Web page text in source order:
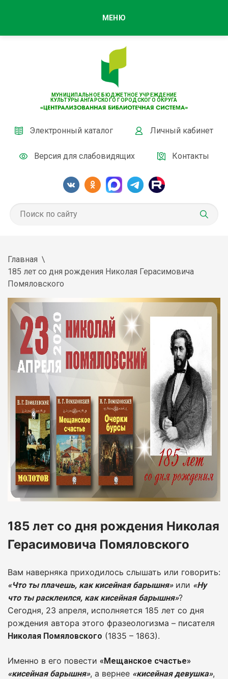
МУНИЦИПАЛЬНОЕ БЮДЖЕТНОЕ УЧРЕЖДЕНИЕ
КУЛЬТУРЫ АНГАРСКОГО ГОРОДСКОГО ОКРУГА
Электронный каталог Личный кабинет
Версия для слабовидящих Контакты
МЕНЮ
Главная
185 лет со дня рождения Николая Герасимовича
Помяловского
185 лет со дня рождения Николая
Герасимовича Помяловского
Вам наверняка приходилось слышать или говорить:
«Что ты плачешь, как кисейная барышня»или «Ну
что ты расклеился, как кисейная барышня»?
Сегодня, 23 апреля, исполняется 185 лет со дня
рождения автора этого фразеологизма – писателя
Николая Помяловского (1835 – 1863).
Именно в его повести «Мещанское счастье»
«кисейная барышня», а вернее «кисейная девушка»,